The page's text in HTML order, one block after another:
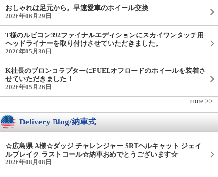
おしゃれは足元から。早速愛車のホイール交換
2026年06月29日
T様のルビコン392ファイナルエディションにスカイワンタッチ用
ヘッドライナーを取り付けさせていただきました。
2026年05月30日
K社長のブロンコラプターにFUELオフロードのホイールを装着さ
せていただきました！
2026年05月26日
more >>
Delivery Blog/納車式
☆広島県 A様☆ダッジ チャレンジャー SRTヘルキャット ジェイ
ルブレイク ラストコール☆納車おめでとうございます☆
2026年08月08日